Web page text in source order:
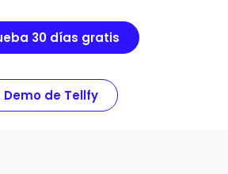
30 días gratis
Demo de Tellfy